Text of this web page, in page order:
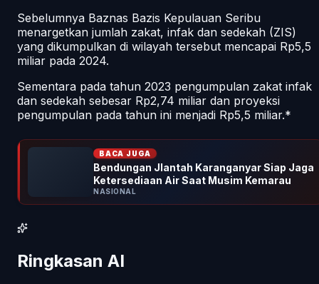
Sebelumnya Baznas Bazis Kepulauan Seribu
menargetkan jumlah zakat, infak dan sedekah (ZIS)
yang dikumpulkan di wilayah tersebut mencapai Rp5,5
miliar pada 2024.
Sementara pada tahun 2023 pengumpulan zakat infak
dan sedekah sebesar Rp2,74 miliar dan proyeksi
pengumpulan pada tahun ini menjadi Rp5,5 miliar.*
BACA JUGA
Bendungan Jlantah Karanganyar Siap Jaga
Ketersediaan Air Saat Musim Kemarau
NASIONAL
Ringkasan AI